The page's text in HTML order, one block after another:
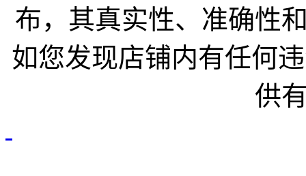
布，其真实性、准确性
如您发现店铺内有任何
供